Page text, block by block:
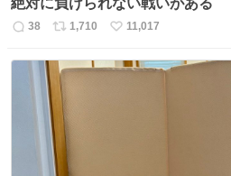
絶対に負けられない戦いがある
返
38
リ
ス
ト
数
1,710
い
ね
11,017